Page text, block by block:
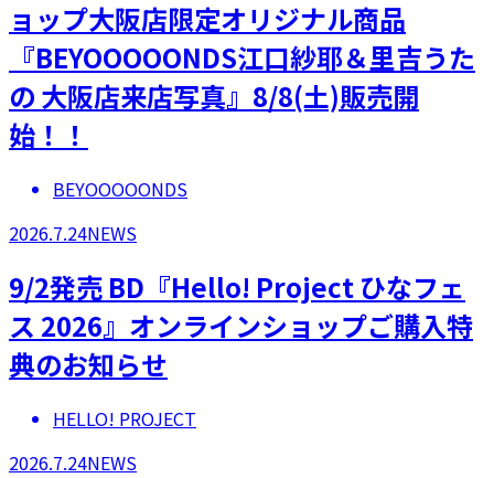
ョップ大阪店限定オリジナル商品
『BEYOOOOONDS江口紗耶＆里吉うた
の 大阪店来店写真』8/8(土)販売開
始！！
BEYOOOOONDS
2026.7.24NEWS
9/2発売 BD『Hello! Project ひなフェ
ス 2026』オンラインショップご購入特
典のお知らせ
HELLO! PROJECT
2026.7.24NEWS